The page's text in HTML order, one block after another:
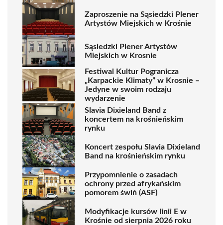
Zaproszenie na Sąsiedzki Plener
Artystów Miejskich w Krośnie
Sąsiedzki Plener Artystów
Miejskich w Krosnie
Festiwal Kultur Pogranicza
„Karpackie Klimaty” w Krosnie –
Jedyne w swoim rodzaju
wydarzenie
Slavia Dixieland Band z
koncertem na krośnieńskim
rynku
Koncert zespołu Slavia Dixieland
Band na krośnieńskim rynku
Przypomnienie o zasadach
ochrony przed afrykańskim
pomorem świń (ASF)
Modyfikacje kursów linii E w
Krośnie od sierpnia 2026 roku